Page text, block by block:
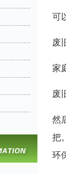
可
废
家
废
然
把
环